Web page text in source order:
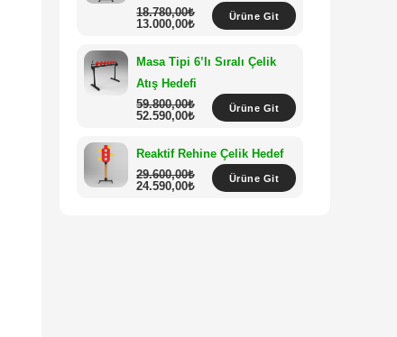
18.780,00₺
13.000,00₺
Ürüne Git
Masa Tipi 6’lı Sıralı Çelik
Atış Hedefi
59.800,00₺
52.590,00₺
Ürüne Git
Reaktif Rehine Çelik Hedef
29.600,00₺
24.590,00₺
Ürüne Git